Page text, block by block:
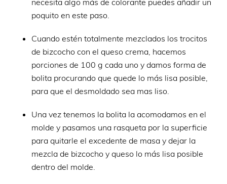
poquito en este paso.
Cuando estén totalmente mezclados los trocitos
de bizcocho con el queso crema, hacemos
porciones de 100 g cada uno y damos forma de
bolita procurando que quede lo más lisa posible,
para que el desmoldado sea mas liso.
Una vez tenemos la bolita la acomodamos en el
molde y pasamos una rasqueta por la superficie
para quitarle el excedente de masa y dejar la
mezcla de bizcocho y queso lo más lisa posible
dentro del molde.